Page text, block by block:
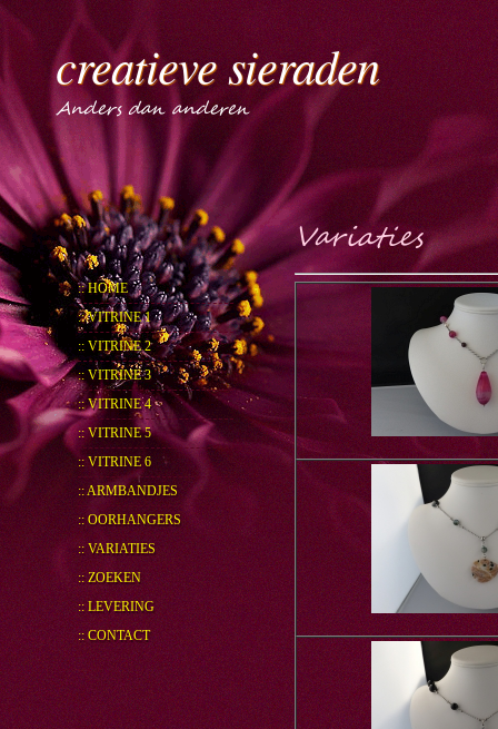
creatieve sieraden
Anders dan anderen
Variaties
:: HOME
:: VITRINE 1
:: VITRINE 2
:: VITRINE 3
:: VITRINE 4
:: VITRINE 5
:: VITRINE 6
:: ARMBANDJES
:: OORHANGERS
:: VARIATIES
:: ZOEKEN
:: LEVERING
:: CONTACT